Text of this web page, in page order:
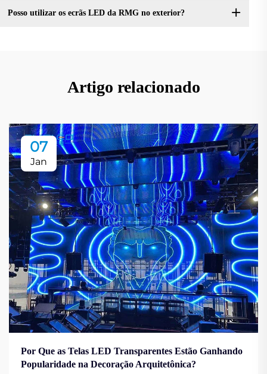
Posso utilizar os ecrãs LED da RMG no exterior?
Artigo relacionado
07
Jan
Por Que as Telas LED Transparentes Estão Ganhando
Popularidade na Decoração Arquitetônica?